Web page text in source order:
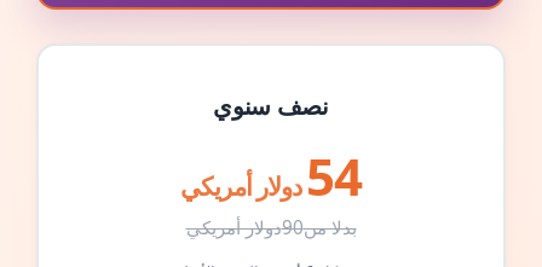
نصف سنوي
54 دولار أمريكي
بدلا من90دولار أمريكي